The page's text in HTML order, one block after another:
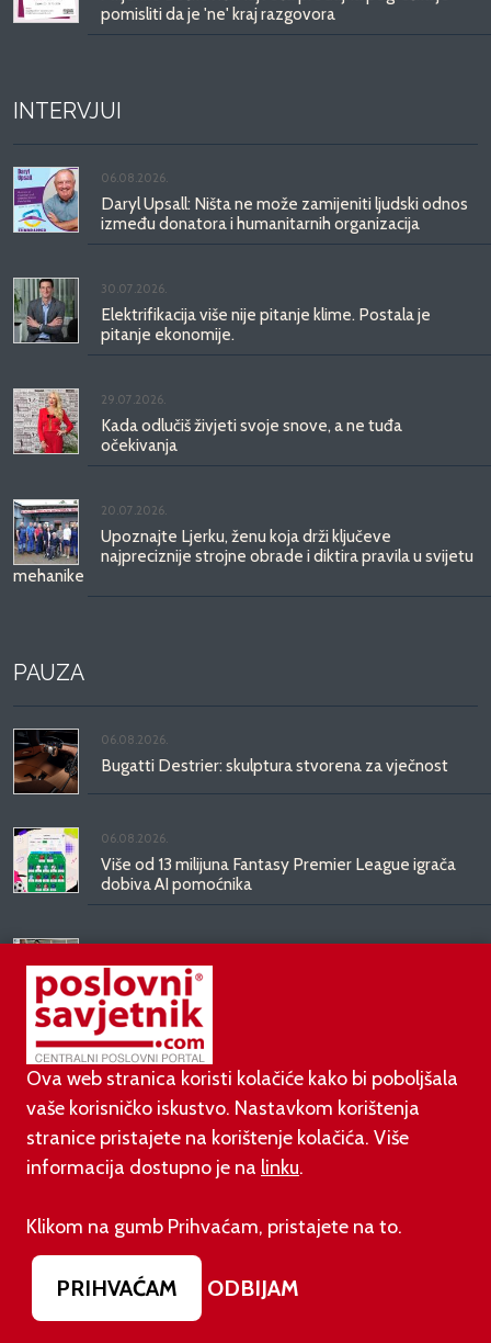
pomisliti da je 'ne' kraj razgovora
INTERVJUI
06.08.2026.
Daryl Upsall: Ništa ne može zamijeniti ljudski odnos
između donatora i humanitarnih organizacija
30.07.2026.
Elektrifikacija više nije pitanje klime. Postala je
pitanje ekonomije.
29.07.2026.
Kada odlučiš živjeti svoje snove, a ne tuđa
očekivanja
20.07.2026.
Upoznajte Ljerku, ženu koja drži ključeve
najpreciznije strojne obrade i diktira pravila u svijetu
mehanike
PAUZA
06.08.2026.
Bugatti Destrier: skulptura stvorena za vječnost
06.08.2026.
Više od 13 milijuna Fantasy Premier League igrača
dobiva AI pomoćnika
03.08.2026.
Od doma do doma: IKEA predstavlja
KOMPISHÄNG, kolekciju koja seli s vama
03.08.2026.
Kineski BYD predstavio luksuznu limuzinu veću od
Mercedesove S-klase, obećava domet do 1.000
©poslovni-savjetnik.com član je
Ova web stranica koristi kolačiće kako bi poboljšala
vaše korisničko iskustvo. Nastavkom korištenja
stranice pristajete na korištenje kolačića. Više
informacija dostupno je na linku.
Klikom na gumb Prihvaćam, pristajete na to.
PRIHVAĆAM ODBIJAM